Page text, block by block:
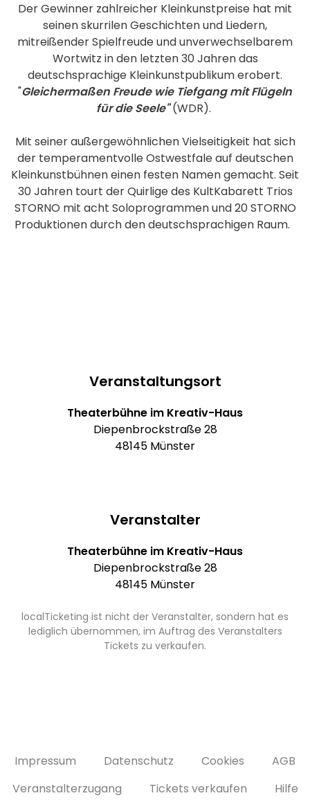
Der Gewinner zahlreicher Kleinkunstpreise hat mit
seinen skurrilen Geschichten und Liedern,
mitreißender Spielfreude und unverwechselbarem
Wortwitz in den letzten 30 Jahren das
deutschsprachige Kleinkunstpublikum erobert.
"Gleichermaßen Freude wie Tiefgang mit Flügeln
für die Seele" (WDR).
Mit seiner außergewöhnlichen Vielseitigkeit hat sich
der temperamentvolle Ostwestfale auf deutschen
Kleinkunstbühnen einen festen Namen gemacht. Seit
30 Jahren tourt der Quirlige des KultKabarett Trios
STORNO mit acht Soloprogrammen und 20 STORNO
Produktionen durch den deutschsprachigen Raum.
Veranstaltungsort
Theaterbühne im Kreativ-Haus
Diepenbrockstraße 28
48145 Münster
Veranstalter
Theaterbühne im Kreativ-Haus
Diepenbrockstraße 28
48145 Münster
localTicketing ist nicht der Veranstalter, sondern hat es
lediglich übernommen, im Auftrag des Veranstalters
Tickets zu verkaufen.
Impressum Datenschutz Cookies
AGB
Veranstalterzugang
Tickets verkaufen
Hilfe